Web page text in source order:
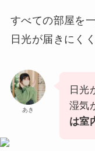
すべての部屋を
日光が届きにく
あき
日光
湿気
は室